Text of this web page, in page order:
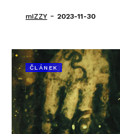
mIZZY - 2023-11-30
ČLÁNEK